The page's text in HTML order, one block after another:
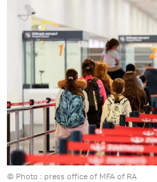
© Photo : press office of MFA of RA